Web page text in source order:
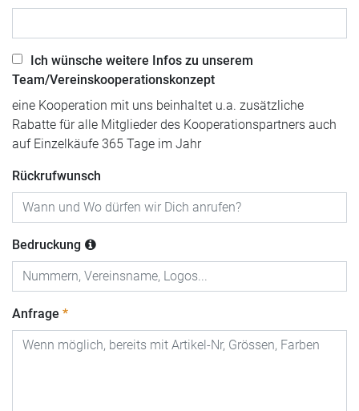
Ich wünsche weitere Infos zu unserem
Team/Vereinskooperationskonzept
eine Kooperation mit uns beinhaltet u.a. zusätzliche
Rabatte für alle Mitglieder des Kooperationspartners auch
auf Einzelkäufe 365 Tage im Jahr
Rückrufwunsch
Bedruckung
Anfrage